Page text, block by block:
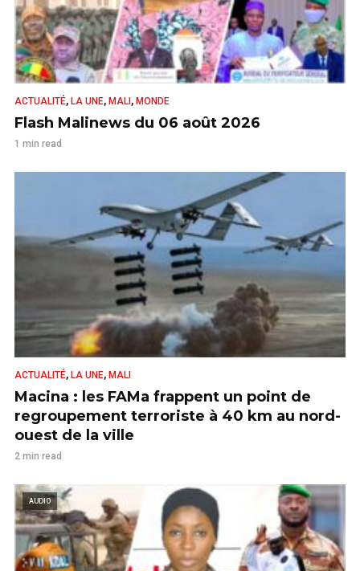
ACTUALITÉ, LA UNE, MALI , MONDE
Flash Malinews du 06 août 2026
1 min read
ACTUALITÉ, LA UNE, MALI
Macina : les FAMa frappent un point de
regroupement terroriste à 40 km au nord-
ouest de la ville
2 min read
AUDIO